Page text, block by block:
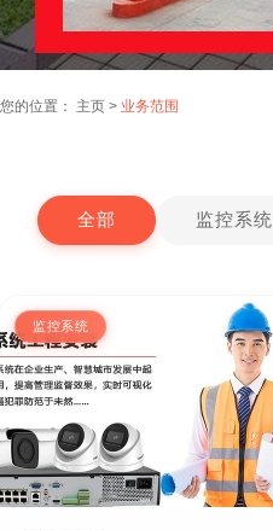
您的位置： 主页 > 业务范围
全部 监控系统
监控系统